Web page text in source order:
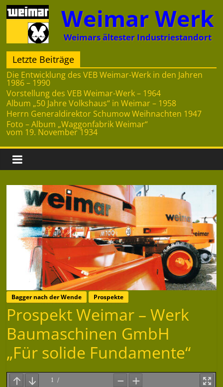
Zum
Inhalt
springen
Weimar Werk
Weimars ältester Industriestandort
Letzte Beiträge
Die Entwicklung des VEB Weimar-Werk in den Jahren
1986 – 1990
Vorstellung des VEB Weimar-Werk – 1964
Album „50 Jahre Volkshaus“ in Weimar – 1958
Herrn Generaldirektor Schumow Weihnachten 1947
Foto – Album „Waggonfabrik Weimar“
vom 19. November 1934
Bagger nach der Wende Prospekte
Prospekt Weimar – Werk
Baumaschinen GmbH
„Für solide Fundamente“